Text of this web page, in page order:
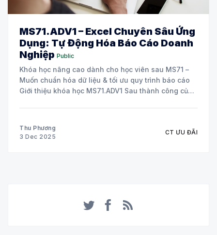
MS71.ADV1 – Excel Chuyên Sâu Ứng
Dụng: Tự Động Hóa Báo Cáo Doanh
Nghiệp Public
Khóa học nâng cao dành cho học viên sau MS71 –
Muốn chuẩn hóa dữ liệu & tối ưu quy trình báo cáo
Giới thiệu khóa học MS71.ADV1 Sau thành công của
Thu Phương
3 Dec 2025
CT ƯU ĐÃI